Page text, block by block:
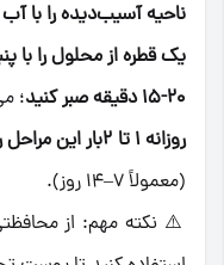
ناحیه آسیب‌دیده را با
یک قطره از محلول را با
۱۵-۲۰ دقیقه صبر کنید
؛
روزانه ۱ تا ۲بار این مراحل را تکرار کنید
(معمولاً ۷–۱۴ روز).
‌⚠️ نکته مهم: از